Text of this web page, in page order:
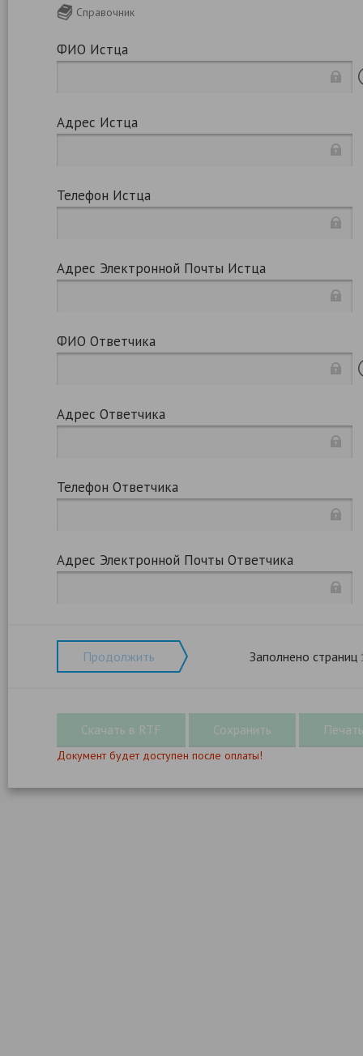
Справочник
ФИО Истца
Адрес Истца
Телефон Истца
Адрес Электронной Почты Истца
ФИО Ответчика
Адрес Ответчика
Телефон Ответчика
Адрес Электронной Почты Ответчика
Продолжить Заполнено страниц
Документ будет доступен после оплаты!